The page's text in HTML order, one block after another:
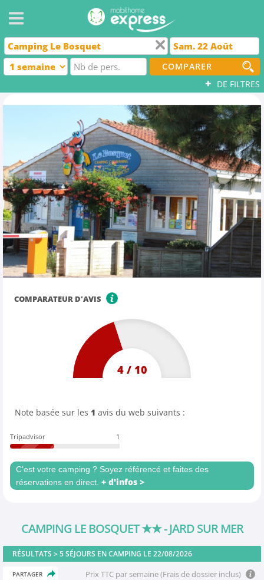
COMPARER
+ DE FILTRES
COMPARATEUR D'AVIS
4/ 10
Note basée sur les 1 avis du web suivants :
Tripadvisor 1
C'est votre camping ? Soyez référencé et faites des
réservations en direct. + d'infos >
CAMPING LE BOSQUET★★- JARD SUR MER
RÉSULTATS >5SÉJOURS EN CAMPING LE 22/08/2026
PARTAGER Prix TTC par semaine (Frais de dossier inclus)